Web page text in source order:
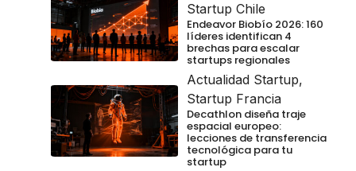
Startup Chile
Endeavor Biobío 2026: 160
líderes identifican 4
brechas para escalar
startups regionales
Actualidad Startup,
Startup Francia
Decathlon diseña traje
espacial europeo:
lecciones de transferencia
tecnológica para tu
startup